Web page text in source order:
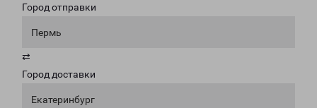
Город отправки
Пермь
⇄
Город доставки
Екатеринбург